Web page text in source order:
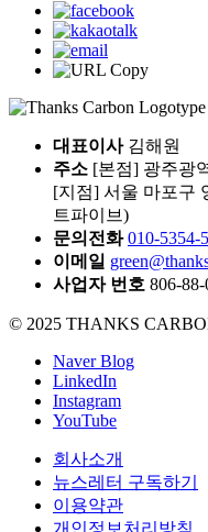
대표이사김해원
주소 [본점] 광주광
[지점] 서울 마포구
트파이브)
문의전화 010-5354-
이메일
사업자 번호 806-
© 2025 THANKS
Naver Blog
LinkedIn
Instagram
YouTube
회사소개
뉴스레터 구독하기
이용약관
개인정보처리방침